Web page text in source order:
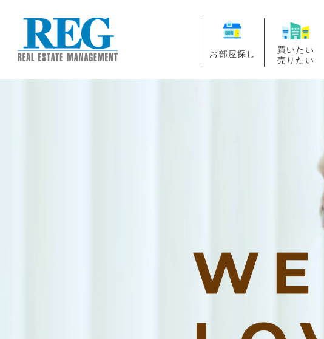
お部屋探し
買いたい
売りたい